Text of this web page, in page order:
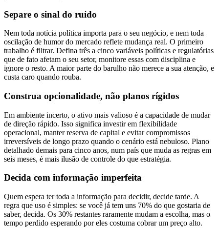
Separe o sinal do ruído
Nem toda notícia política importa para o seu negócio, e nem toda
oscilação de humor do mercado reflete mudança real. O primeiro
trabalho é filtrar. Defina três a cinco variáveis políticas e regulatórias
que de fato afetam o seu setor, monitore essas com disciplina e
ignore o resto. A maior parte do barulho não merece a sua atenção, e
custa caro quando rouba.
Construa opcionalidade, não planos rígidos
Em ambiente incerto, o ativo mais valioso é a capacidade de mudar
de direção rápido. Isso significa investir em flexibilidade
operacional, manter reserva de capital e evitar compromissos
irreversíveis de longo prazo quando o cenário está nebuloso. Plano
detalhado demais para cinco anos, num país que muda as regras em
seis meses, é mais ilusão de controle do que estratégia.
Decida com informação imperfeita
Quem espera ter toda a informação para decidir, decide tarde. A
regra que uso é simples: se você já tem uns 70% do que gostaria de
saber, decida. Os 30% restantes raramente mudam a escolha, mas o
tempo perdido esperando por eles costuma cobrar um preço alto.